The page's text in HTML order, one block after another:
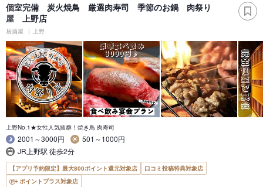
個室完備 炭火焼鳥 厳選肉寿司 季節のお鍋 肉祭り
屋 上野店
居酒屋 上野
上野No.1★女性人気抜群！焼き鳥 肉寿司
2001～3000円
501～1000円
JR上野駅 徒歩2分
【アプリ予約限定】最大800ポイント還元対象店
口コミ投稿特典対象店
ポイントプラス対象店